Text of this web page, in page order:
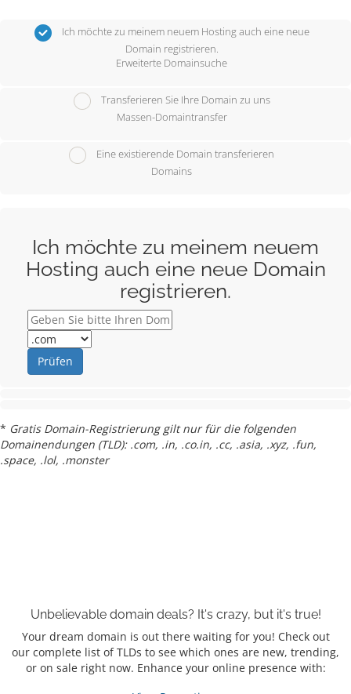
Ich möchte zu meinem neuem Hosting auch eine neue
Domain registrieren.
Erweiterte Domainsuche
Transferieren Sie Ihre Domain zu uns
Massen-Domaintransfer
Eine existierende Domain transferieren
Domains
Ich möchte zu meinem neuem
Hosting auch eine neue Domain
registrieren.
Prüfen
* Gratis Domain-Registrierung gilt nur für die folgenden
Domainendungen (TLD): .com, .in, .co.in, .cc, .asia, .xyz, .fun,
.space, .lol, .monster
Unbelievable domain deals? It's crazy, but it's true!
Your dream domain is out there waiting for you! Check out
our complete list of TLDs to see which ones are new, trending,
or on sale right now. Enhance your online presence with: